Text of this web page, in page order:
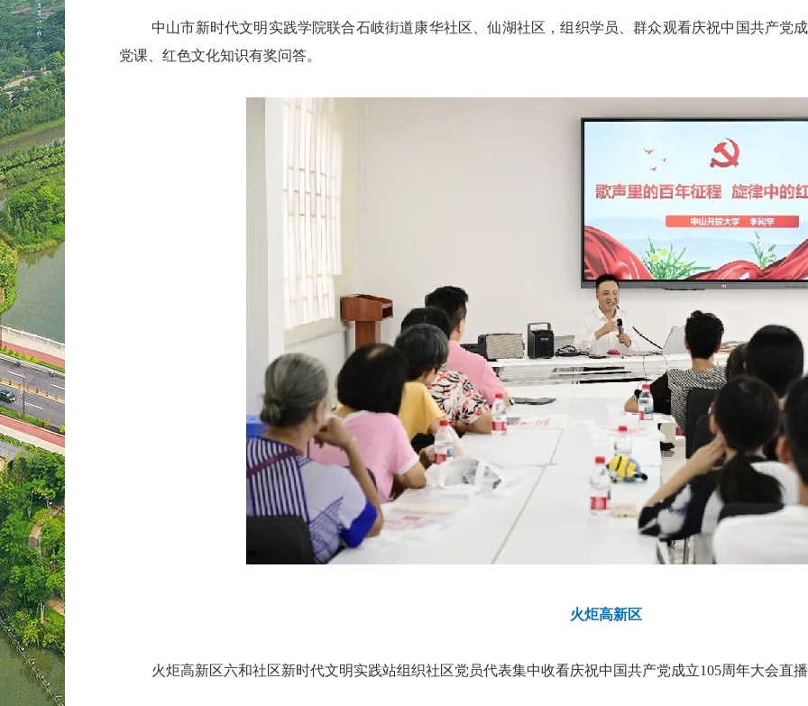
中山市新时代文明实践学院联合石岐街道康华社区、仙湖社区，组织学员、群众观看庆祝中国共产党
党课、红色文化知识有奖问答。
火炬高新区
火炬高新区六和社区新时代文明实践站组织社区党员代表集中收看庆祝中国共产党成立105周年大会直